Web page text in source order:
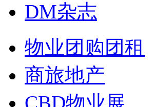
DM杂志
物业团购团租
商旅地产